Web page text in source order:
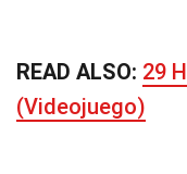
READ ALSO: 29
(Videojuego)